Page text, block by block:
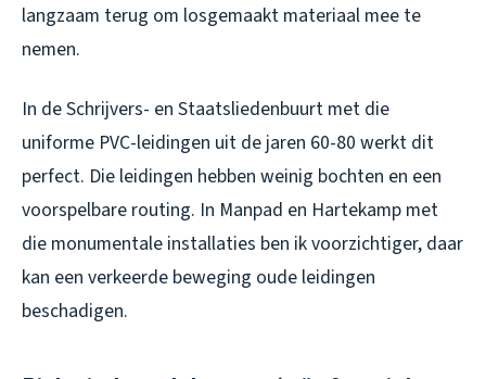
langzaam terug om losgemaakt materiaal mee te
nemen.
In de Schrijvers- en Staatsliedenbuurt met die
uniforme PVC-leidingen uit de jaren 60-80 werkt dit
perfect. Die leidingen hebben weinig bochten en een
voorspelbare routing. In Manpad en Hartekamp met
die monumentale installaties ben ik voorzichtiger, daar
kan een verkeerde beweging oude leidingen
beschadigen.